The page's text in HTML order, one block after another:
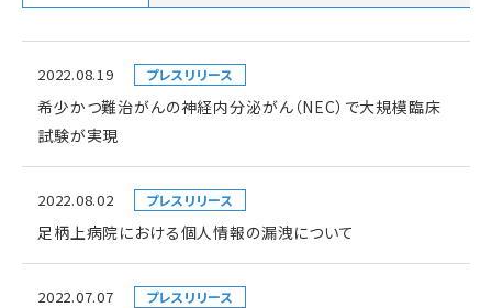
2022.08.19 プレスリリース
希少かつ難治がんの神経内分泌がん（NEC）で大規模臨床
試験が実現
2022.08.02 プレスリリース
足柄上病院における個人情報の漏洩について
2022.07.07 プレスリリース